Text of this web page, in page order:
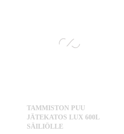
TAMMISTON PUU
JÄTEKATOS LUX 600L
SÄILIÖLLE